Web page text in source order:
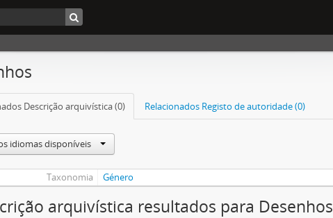
Descrição arquivística (0) Relacionados Registo de autoridade (0)
idiomas disponíveis
Taxonomia Género
arquivística resultados para Desenhos